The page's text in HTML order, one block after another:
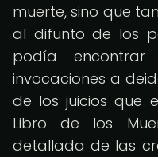
muerte, sino que
al difunto de los
podía
invocaciones a
de los juicios que
Libro de los
detallada de las